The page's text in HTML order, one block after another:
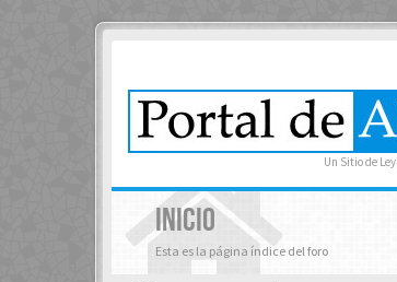
Un Sitio de Ley
INICIO
Esta es la página índice del foro